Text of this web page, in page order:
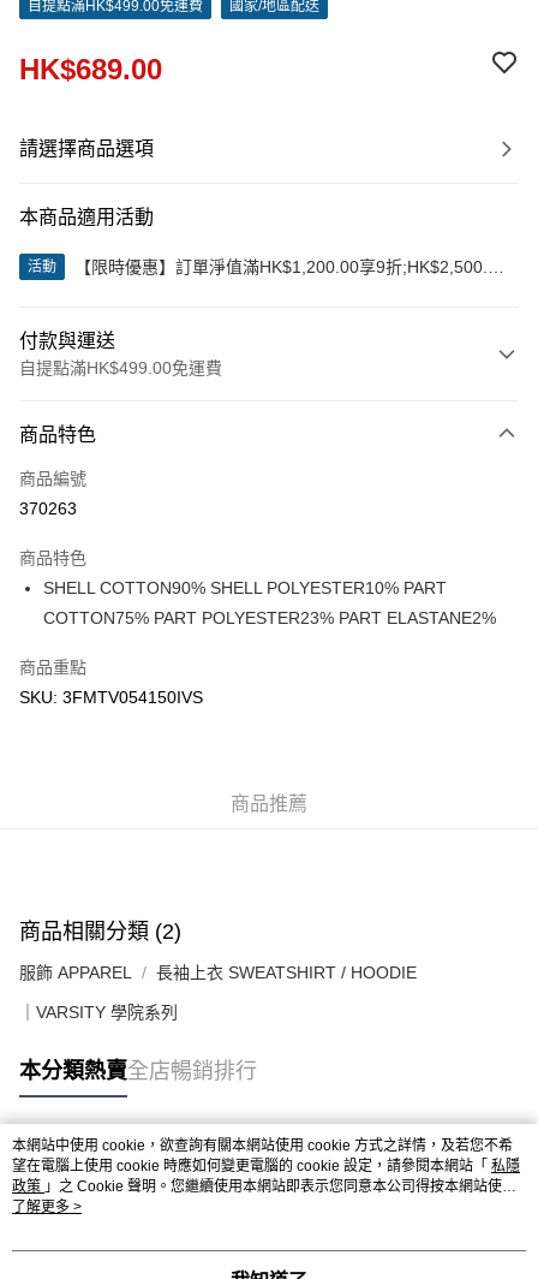
自提點滿HK$499.00免運費 國家/地區配送
HK$689.00
請選擇商品選項
本商品適用活動
活動
【限時優惠】訂單淨值滿HK$1,200.00享9折;HK$2,500.00
付款與運送
自提點滿HK$499.00免運費
信用卡
Apple Pay
AlipayHK
WeChat Pay
商品特色
商品編號
370263
商品特色
SHELL COTTON90% SHELL POLYESTER10% PART
COTTON75% PART POLYESTER23% PART ELASTANE2%
商品重點
SKU: 3FMTV054150IVS
商品推薦
商品相關分類 (2)
服飾 APPAREL 長袖上衣 SWEATSHIRT / HOODIE
｜VARSITY 學院系列
本分類熱賣全店暢銷排行
熱門標籤
熱銷排行
本網站中使用 cookie，欲查詢有關本網站使用 cookie 方式之詳情，及若您不希
望在電腦上使用 cookie 時應如何變更電腦的 cookie 設定，請參閱本網站「 私隱
政策 」之 Cookie 聲明。您繼續使用本網站即表示您同意本公司得按本網站使用
條款之 Cookie 聲明使用 cookie。
了解更多 >